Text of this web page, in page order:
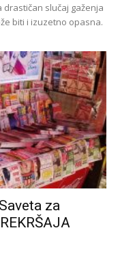
slučaj gaženja
biti i izuzetno opasna.
za